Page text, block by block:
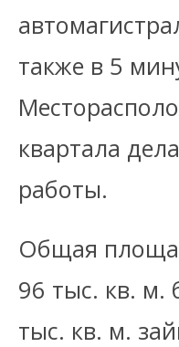
также в 5
квартала
работы.
Общая
96 тыс. кв. м.
тыс. кв. м.